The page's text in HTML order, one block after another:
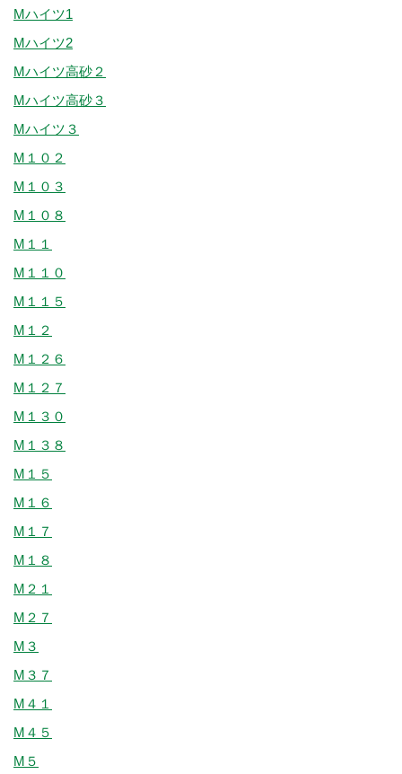
Mハイツ1
Mハイツ2
Mハイツ高砂２
Mハイツ高砂３
Mハイツ３
M１０２
M１０３
M１０８
M１１
M１１０
M１１５
M１２
M１２６
M１２７
M１３０
M１３８
M１５
M１６
M１７
M１８
M２１
M２７
M３
M３７
M４１
M４５
M５